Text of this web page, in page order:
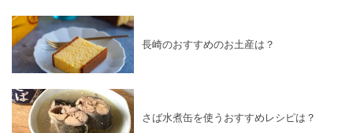
長崎のおすすめのお土産は？
さば水煮缶を使うおすすめレシピは？